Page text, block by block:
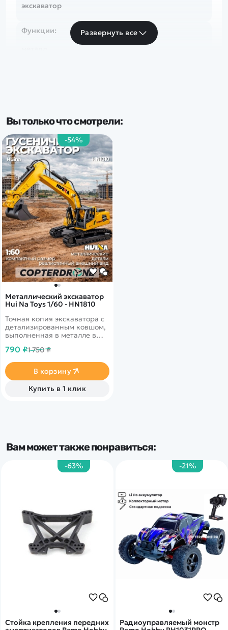
экскаватор
Функции:
Развернуть все
Вы только что смотрели:
-54%
Металлический экскаватор
Hui Na Toys 1/60 - HN1810
Точная копия экскаватора с
детализированным ковшом,
выполненная в металле в
всю коллекцию!
790 ₽1 750 ₽
В корзину
Купить в 1 клик
Вам может также понравиться:
-21%
Радиоуправляемый монстр
-63%
Стойка крепления передних